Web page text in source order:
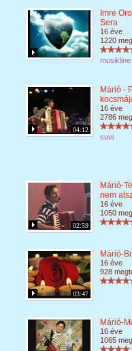
Imre
Sera
16 éve
1220
musikline
04:12
Márió -
16 éve
2786
suvi
02:59
Márió-
nem
16 éve
1050
03:47
Márió-
16 éve
928
Márió-
16 éve
1065